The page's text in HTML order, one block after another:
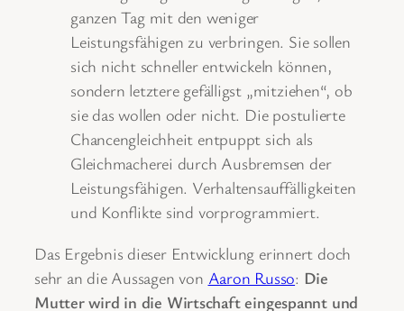
ganzen Tag mit den weniger
Leistungsfähigen zu verbringen. Sie sollen
sich nicht schneller entwickeln können,
sondern letztere gefälligst „mitziehen“, ob
sie das wollen oder nicht. Die postulierte
Chancengleichheit entpuppt sich als
Gleichmacherei durch Ausbremsen der
Leistungsfähigen. Verhaltensauffälligkeiten
und Konflikte sind vorprogrammiert.
Das Ergebnis dieser Entwicklung erinnert doch
sehr an die Aussagen von Aaron Russo: Die
Mutter wird in die Wirtschaft eingespannt und